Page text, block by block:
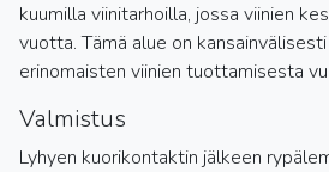
kuumilla viinitarhoilla, jossa viinien
vuotta. Tämä alue on
erinomaisten viinien tuottamisesta
Valmistus
Lyhyen kuorikontaktin jälkeen